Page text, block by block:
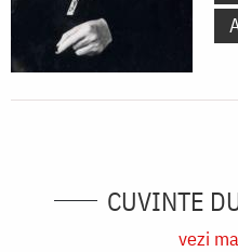
CUVINTE
vezi